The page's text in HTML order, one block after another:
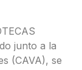
junto a la
(CAVA), se